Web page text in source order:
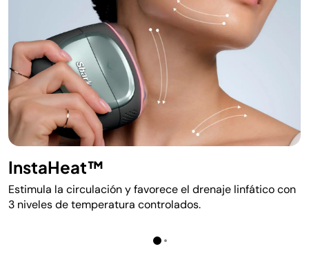
InstaHeat™
Estimula la circulación y favorece el drenaje linfático con
3 niveles de temperatura controlados.